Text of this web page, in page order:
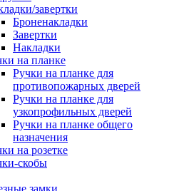
завертки
Броненакладки
Завертки
Накладки
на планке
Ручки на планке для
противопожарных дверей
Ручки на планке для
узкопрофильных дверей
Ручки на планке общего
назначения
на розетке
скобы